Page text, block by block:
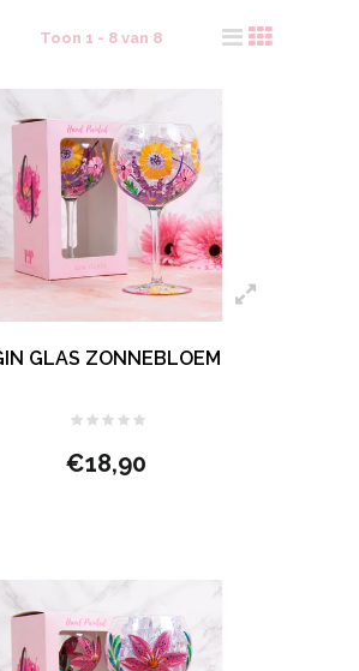
Toon 1 - 8 van 8
GLAS ZONNEBLOEM
€18,90